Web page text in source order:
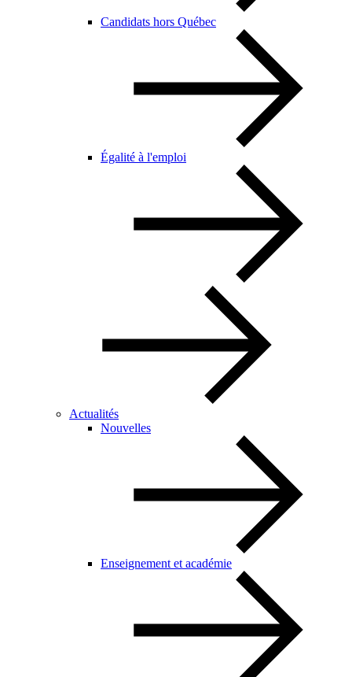
Candidats hors Québec
Égalité à l'emploi
Actualités
Nouvelles
Enseignement et académie